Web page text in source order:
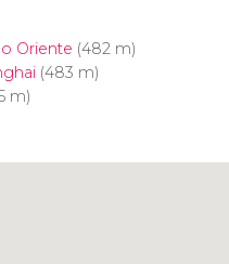
Oriente (482 m)
(483 m)
m)